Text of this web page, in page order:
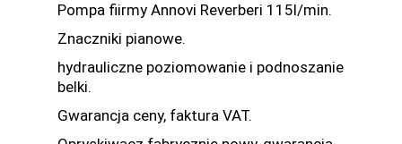
Pompa fiirmy Annovi Reverberi 115l/min.
Znaczniki pianowe.
hydrauliczne poziomowanie i podnoszanie
belki.
Gwarancja ceny, faktura VAT.